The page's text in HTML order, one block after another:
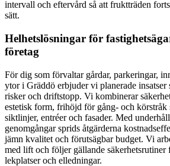
intervall och eftervård så att fruktträden
sätt.
Helhetslösningar för
företag
För dig som förvaltar gårdar, parkeringar,
ytor i Gräddö erbjuder vi planerade insatser
risker och driftstopp. Vi kombinerar
estetisk form, frihöjd för gång- och körstråk
siktlinjer, entréer och fasader. Med
genomgångar sprids åtgärderna
jämn kvalitet och förutsägbar budget. Vi
med lift och följer gällande säkerhetsrutiner
lekplatser och elledningar.